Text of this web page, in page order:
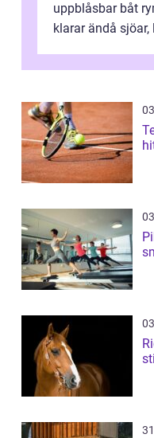
uppblåsbar båt
klarar ändå sjöar,